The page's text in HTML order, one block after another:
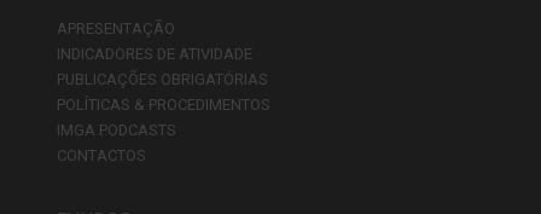
APRESENTAÇÃO
INDICADORES DE ATIVIDADE
PUBLICAÇÕES OBRIGATÓRIAS
POLÍTICAS & PROCEDIMENTOS
IMGA PODCASTS
CONTACTOS